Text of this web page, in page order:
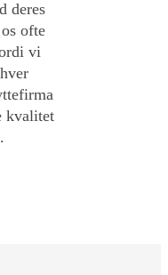
deres
ofte
vi
kvalitet